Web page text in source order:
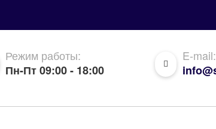
Режим работы:
Пн-Пт 09:00 - 18:00
E-mail: